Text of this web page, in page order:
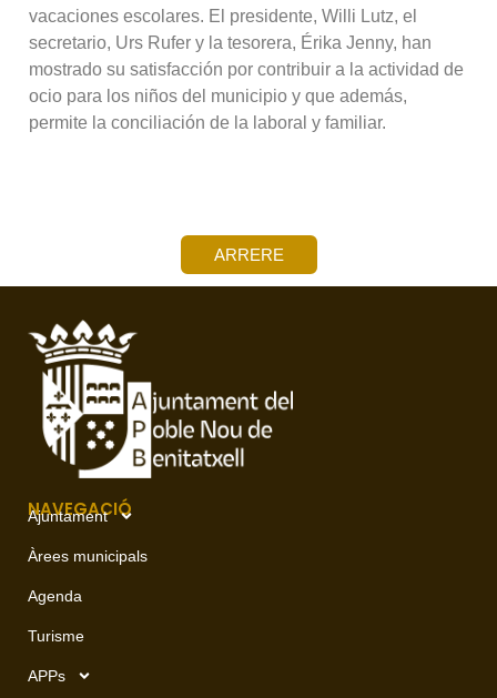
vacaciones escolares. El presidente, Willi Lutz, el
secretario, Urs Rufer y la tesorera, Érika Jenny, han
mostrado su satisfacción por contribuir a la actividad de
ocio para los niños del municipio y que además,
permite la conciliación de la laboral y familiar.
ARRERE
NAVEGACIÓ
Ajuntament
Àrees municipals
Agenda
Turisme
APPs